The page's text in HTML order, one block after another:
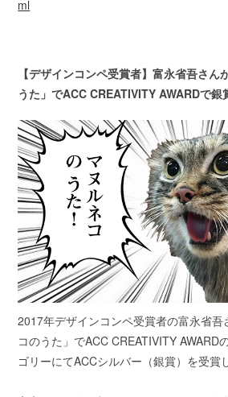
ml
【デザインコンペ受賞者】富永省吾さん
うた」でACC CREATIVITY AWARDで銀
2017年デザインコンペ受賞者の富永省吾
コのうた」でACC CREATIVITY AWARD
ゴリーにてACCシルバー（銀賞）を受賞